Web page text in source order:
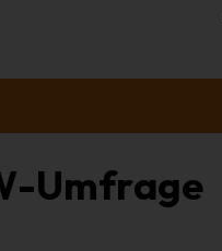
Umfrage